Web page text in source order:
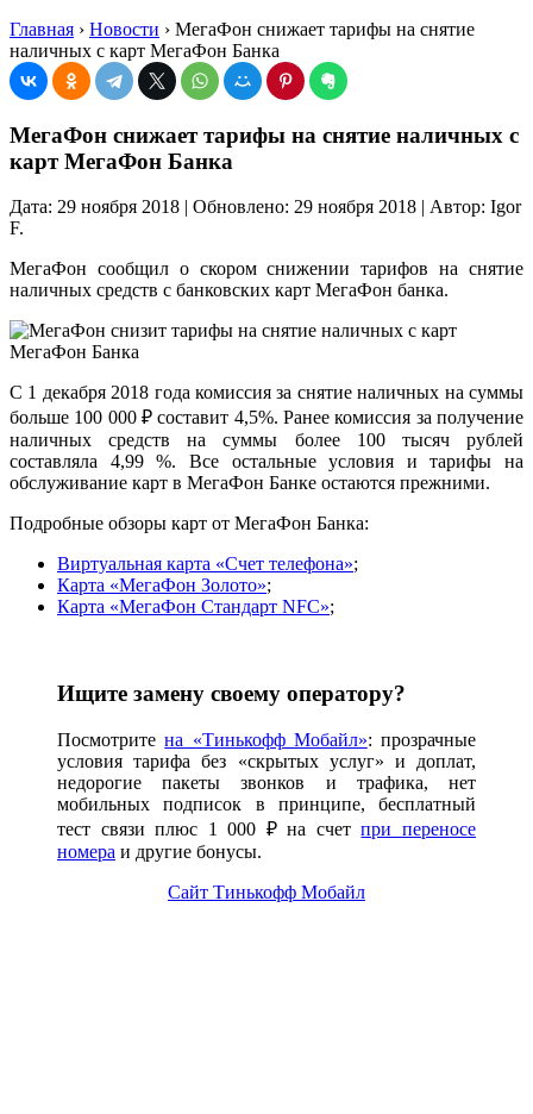
Главная › Новости › МегаФон снижает тарифы на снятие
наличных с карт МегаФон Банка
МегаФон снижает тарифы на снятие наличных с
карт МегаФон Банка
Дата: 29 ноября 2018 | Обновлено: 29 ноября 2018 | Автор: Igor
F.
МегаФон сообщил о скором снижении тарифов на снятие
наличных средств с банковских карт МегаФон банка.
С 1 декабря 2018 года комиссия за снятие наличных на суммы
больше 100 000 ₽ составит 4,5%. Ранее комиссия за получение
наличных средств на суммы более 100 тысяч рублей
составляла 4,99 %. Все остальные условия и тарифы на
обслуживание карт в МегаФон Банке остаются прежними.
Подробные обзоры карт от МегаФон Банка:
Виртуальная карта «Счет телефона»;
Карта «МегаФон Золото»;
Карта «МегаФон Стандарт NFC»;
Ищите замену своему оператору?
Посмотритена «Тинькофф Мобайл»: прозрачные
условия тарифа без «скрытых услуг» и доплат,
недорогие пакеты звонков и трафика, нет
мобильных подписок в принципе, бесплатный
тест связи плюс 1 000 ₽ на счетпри переносе
номера и другие бонусы.
Сайт Тинькофф Мобайл